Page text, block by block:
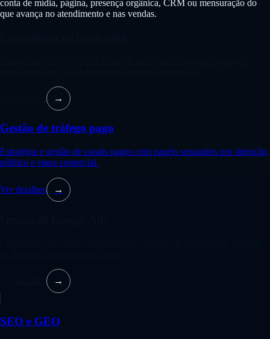
conta de mídia, página, presença orgânica, CRM ou mensuração do
que avança no atendimento e nas vendas.
→
Gestão de tráfego pago
Estratégia e gestão de canais pagos com papéis separados por intenção,
público e etapa comercial.
Ver detalhes →
→
SEO e GEO